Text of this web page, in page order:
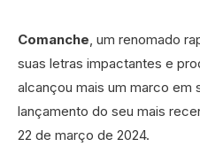
Comanche , um renomado
suas letras impactantes e
alcançou mais um marco em
lançamento do seu mais
22 de março de 2024.